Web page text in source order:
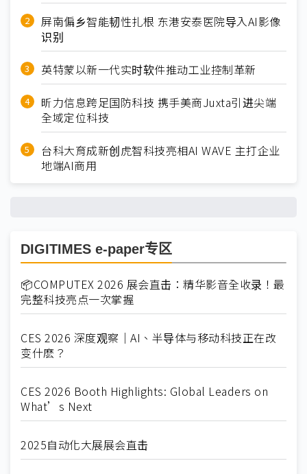
屏南偏乡智能韧性扎根 东港安泰医院导入AI影像
识别
英特蒙以新一代实时软件推动工业控制革新
昕力信息跨足国防科技 携手美商Juxta引进尖端
全域定位科技
台科大育成新创虎智科技亮相AI WAVE 主打企业
地端AI商用
DIGITIMES e-paper专区
📦COMPUTEX 2026 展会直击：精华影音全收录！最
完整科技亮点一次掌握
CES 2026 深度观察｜AI、半导体与移动科技正在改
变什麽？
CES 2026 Booth Highlights: Global Leaders on
What’s Next
2025自动化大展展会直击